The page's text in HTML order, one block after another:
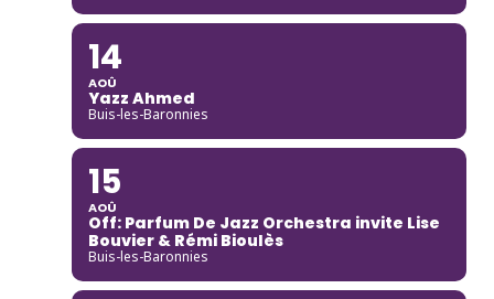
14
AOÛ
Yazz Ahmed
Buis-les-Baronnies
15
AOÛ
Off: Parfum De Jazz Orchestra invite Lise
Bouvier & Rémi Bioulès
Buis-les-Baronnies